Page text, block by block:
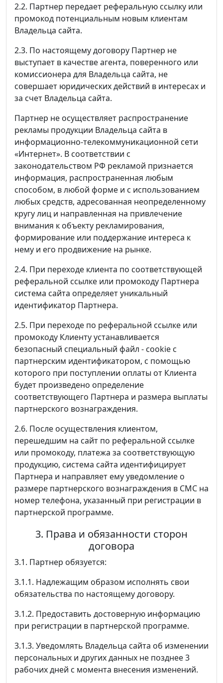
2.2. Партнер передает реферальную ссылку или
промокод потенциальным новым клиентам
Владельца сайта.
2.3. По настоящему договору Партнер не
выступает в качестве агента, поверенного или
комиссионера для Владельца сайта, не
совершает юридических действий в интересах и
за счет Владельца сайта.
Партнер не осуществляет распространение
рекламы продукции Владельца сайта в
информационно-телекоммуникационной сети
«Интернет». В соответствии с
законодательством РФ рекламой признается
информация, распространенная любым
способом, в любой форме и с использованием
любых средств, адресованная неопределенному
кругу лиц и направленная на привлечение
внимания к объекту рекламирования,
формирование или поддержание интереса к
нему и его продвижение на рынке.
2.4. При переходе клиента по соответствующей
реферальной ссылке или промокоду Партнера
система сайта определяет уникальный
идентификатор Партнера.
2.5. При переходе по реферальной ссылке или
промокоду Клиенту устанавливается
безопасный специальный файл - cookie с
партнерским идентификатором, с помощью
которого при поступлении оплаты от Клиента
будет произведено определение
соответствующего Партнера и размера выплаты
партнерского вознаграждения.
2.6. После осуществления клиентом,
перешедшим на сайт по реферальной ссылке
или промокоду, платежа за соответствующую
продукцию, система сайта идентифицирует
Партнера и направляет ему уведомление о
размере партнерского вознаграждения в СМС на
номер телефона, указанный при регистрации в
партнерской программе.
3. Права и обязанности сторон
договора
3.1. Партнер обязуется:
3.1.1. Надлежащим образом исполнять свои
обязательства по настоящему договору.
3.1.2. Предоставить достоверную информацию
при регистрации в партнерской программе.
3.1.3. Уведомлять Владельца сайта об изменении
персональных и других данных не позднее 3
рабочих дней с момента внесения изменений.